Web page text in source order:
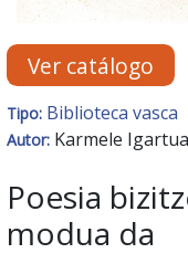
Ver catálogo
Tipo: Biblioteca vasca
Autor: Karmele
Poesia
modua da